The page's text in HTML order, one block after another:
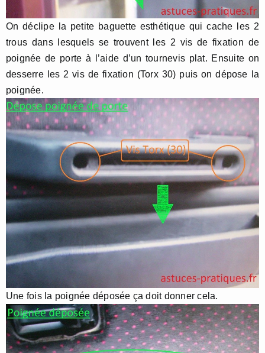
On déclipe la petite baguette esthétique qui cache les 2
trous dans lesquels se trouvent les 2 vis de fixation de
poignée de porte à l’aide d’un tournevis plat. Ensuite on
desserre les 2 vis de fixation (Torx 30) puis on dépose la
poignée.
Une fois la poignée déposée ça doit donner cela.